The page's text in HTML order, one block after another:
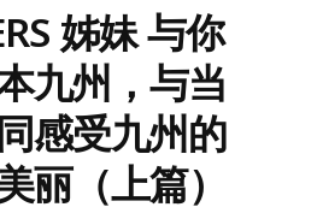
姊妹 与你
九州，与当
感受九州的
丽（上篇）